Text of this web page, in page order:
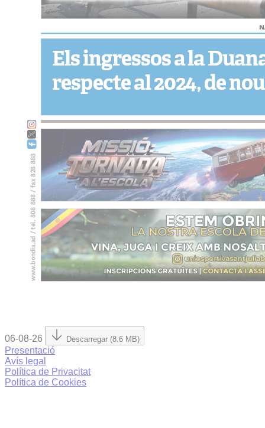
06-08-26 Descarregar (8.6 MB)
Presentació
Avís legal
Política de Privacitat
Política de Cookies